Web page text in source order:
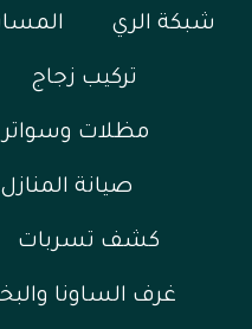
شبكة الري
تركيب زجاج
مظلات وسواتر
صيانة المنازل
كشف تسربات
غرف الساونا